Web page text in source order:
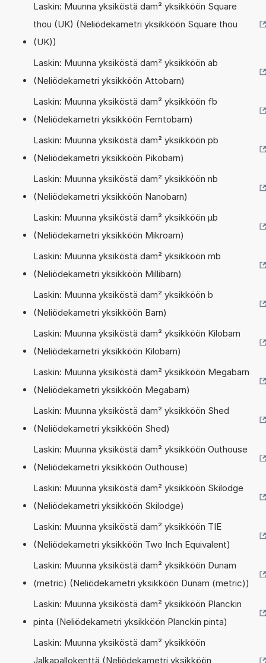
Laskin: Muunna yksiköstä dam² yksikköön Square
thou (UK) (Neliödekametri yksikköön Square thou
(UK))
Laskin: Muunna yksiköstä dam² yksikköön ab
(Neliödekametri yksikköön Attobarn)
Laskin: Muunna yksiköstä dam² yksikköön fb
(Neliödekametri yksikköön Femtobarn)
Laskin: Muunna yksiköstä dam² yksikköön pb
(Neliödekametri yksikköön Pikobarn)
Laskin: Muunna yksiköstä dam² yksikköön nb
(Neliödekametri yksikköön Nanobarn)
Laskin: Muunna yksiköstä dam² yksikköön µb
(Neliödekametri yksikköön Mikroarn)
Laskin: Muunna yksiköstä dam² yksikköön mb
(Neliödekametri yksikköön Millibarn)
Laskin: Muunna yksiköstä dam² yksikköön b
(Neliödekametri yksikköön Barn)
Laskin: Muunna yksiköstä dam² yksikköön Kilobarn
(Neliödekametri yksikköön Kilobarn)
Laskin: Muunna yksiköstä dam² yksikköön Megabarn
(Neliödekametri yksikköön Megabarn)
Laskin: Muunna yksiköstä dam² yksikköön Shed
(Neliödekametri yksikköön Shed)
Laskin: Muunna yksiköstä dam² yksikköön Outhouse
(Neliödekametri yksikköön Outhouse)
Laskin: Muunna yksiköstä dam² yksikköön Skilodge
(Neliödekametri yksikköön Skilodge)
Laskin: Muunna yksiköstä dam² yksikköön TIE
(Neliödekametri yksikköön Two Inch Equivalent)
Laskin: Muunna yksiköstä dam² yksikköön Dunam
(metric) (Neliödekametri yksikköön Dunam (metric))
Laskin: Muunna yksiköstä dam² yksikköön Planckin
pinta (Neliödekametri yksikköön Planckin pinta)
Laskin: Muunna yksiköstä dam² yksikköön
Jalkapallokenttä (Neliödekametri yksikköön